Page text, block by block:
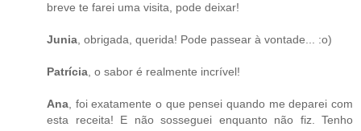
breve te farei uma visita, pode deixar!
Junia , obrigada, querida! Pode passear à vontade... :o)
Patrícia , o sabor é realmente incrível!
Ana , foi exatamente o que pensei quando me deparei com
esta receita! E não sosseguei enquanto não fiz. Tenho